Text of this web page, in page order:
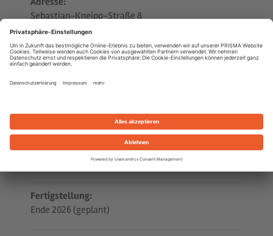
Sebastian-Kneipp-Straße 8
6800 Feldkirch
Infrastruktur:
18 Eigentumswohnungen
alle Wohnungen mit Terrasse/Loggia/Garten
25 Tiefgaragenstellplätze
3 Besucherparkplätze
Fertigstellung:
Ende 2026 (geplant)